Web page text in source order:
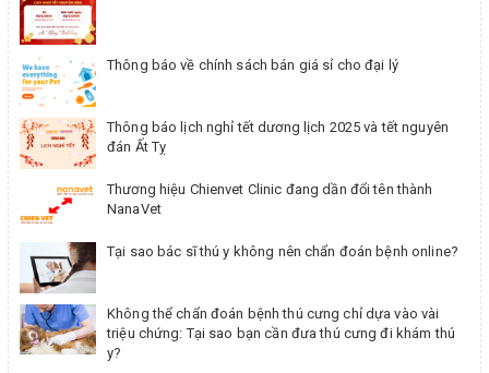
Thông báo về chính sách bán giá sỉ cho đại lý
Thông báo lịch nghỉ tết dương lịch 2025 và tết nguyên
đán Ất Tỵ
Thương hiệu Chienvet Clinic đang dần đổi tên thành
NanaVet
Tại sao bác sĩ thú y không nên chẩn đoán bệnh online?
Không thể chẩn đoán bệnh thú cưng chỉ dựa vào vài
triệu chứng: Tại sao bạn cần đưa thú cưng đi khám thú
y?